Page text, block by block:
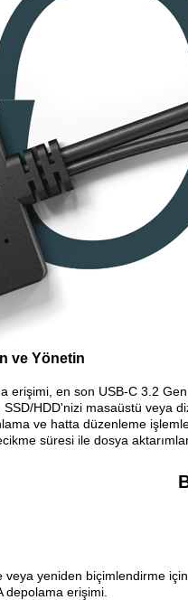
ve Yönetin
erişimi, en son USB-C 3.2
HDD'nizi masaüstü veya
ve hatta düzenleme
süresi ile dosya aktarımları
veya yeniden biçimlendirme için
depolama erişimi.